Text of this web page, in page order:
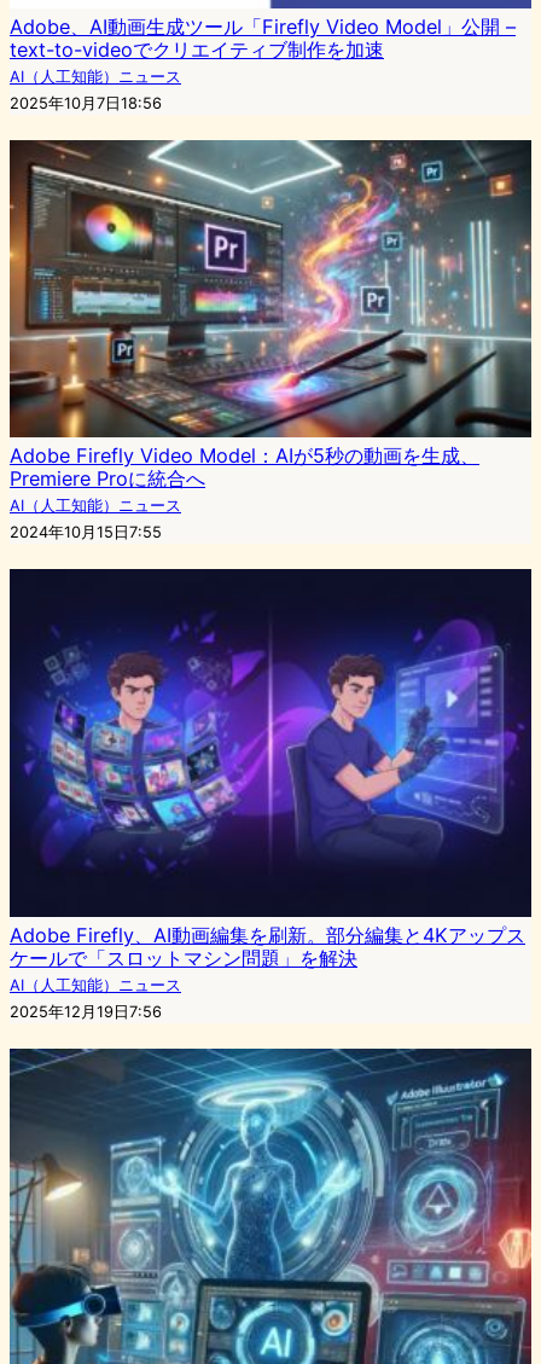
Adobe、AI動画生成ツール「Firefly Video Model」公開 –
text-to-videoでクリエイティブ制作を加速
AI（人工知能）ニュース
2025年10月7日18:56
Adobe Firefly Video Model：AIが5秒の動画を生成、
Premiere Proに統合へ
AI（人工知能）ニュース
2024年10月15日7:55
Adobe Firefly、AI動画編集を刷新。部分編集と4Kアップス
ケールで「スロットマシン問題」を解決
AI（人工知能）ニュース
2025年12月19日7:56